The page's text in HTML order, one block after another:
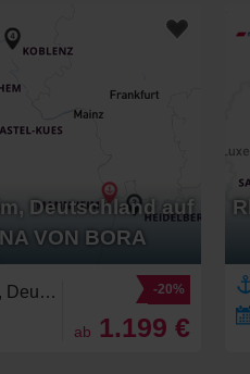
Deutschland auf
VON BORA
Europäischer Fluss, Deutschland,Europa,Westeuropa,Rhein,Saar,Mosel,Neckar
-20%
ab 1.199 €